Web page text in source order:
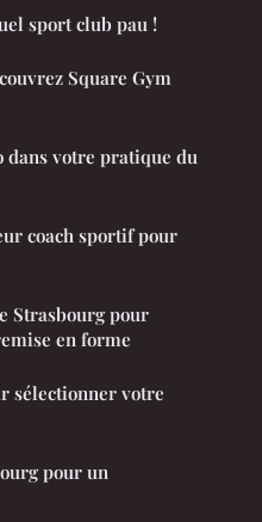
sport club pau !
Square Gym
dans votre pratique du
coach sportif pour
Strasbourg pour
en forme
sélectionner votre
pour un